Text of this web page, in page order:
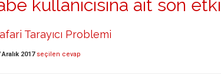
kullanıcısına ait son
Tarayıcı Problemi
Aralık 2017 seçilen cevap